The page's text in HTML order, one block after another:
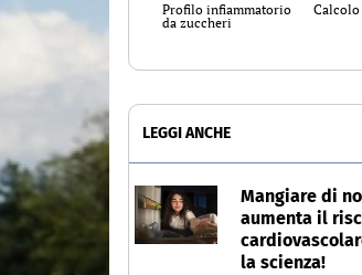
Profilo infiammatorio
da zuccheri
LEGGI ANCHE
Mangiare di
aumenta il
la scienza!